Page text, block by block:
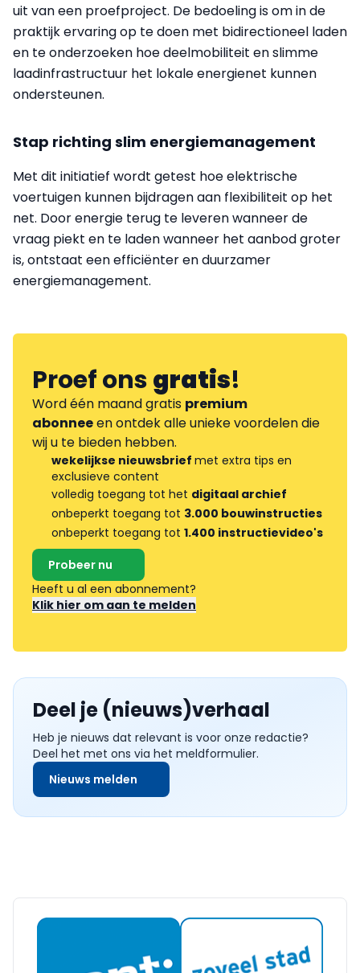
uit van een proefproject. De bedoeling is om in de
praktijk ervaring op te doen met bidirectioneel laden
en te onderzoeken hoe deelmobiliteit en slimme
laadinfrastructuur het lokale energienet kunnen
ondersteunen.
Stap richting slim energiemanagement
Met dit initiatief wordt getest hoe elektrische
voertuigen kunnen bijdragen aan flexibiliteit op het
net. Door energie terug te leveren wanneer de
vraag piekt en te laden wanneer het aanbod groter
is, ontstaat een efficiënter en duurzamer
energiemanagement.
Proef onsgratis!
Word één maand gratis premium
abonneeen ontdek alle unieke voordelen die
wij u te bieden hebben.
wekelijkse nieuwsbrief met extra tips en
exclusieve content
volledig toegang tot het digitaal archief
onbeperkt toegang tot 3.000 bouwinstructies
onbeperkt toegang tot 1.400 instructievideo's
Probeer nu
Heeft u al een abonnement?
Klik hier om aan te melden
Deel je (nieuws)verhaal
Heb je nieuws dat relevant is voor onze redactie?
Deel het met ons via het meldformulier.
Nieuws melden